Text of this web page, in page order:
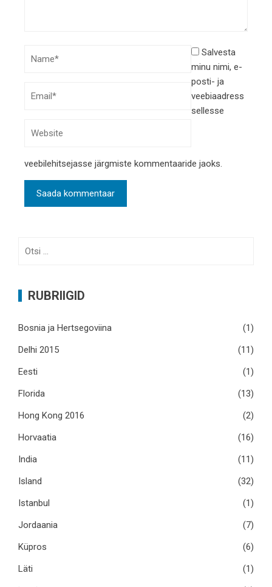
Salvesta
minu nimi, e-
posti- ja
veebiaadress
sellesse
veebilehitsejasse järgmiste kommentaaride jaoks.
RUBRIIGID
Bosnia ja Hertsegoviina
(1)
Delhi 2015
(11)
Eesti
(1)
Florida
(13)
Hong Kong 2016
(2)
Horvaatia
(16)
India
(11)
Island
(32)
Istanbul
(1)
Jordaania
(7)
Küpros
(6)
Läti
(1)